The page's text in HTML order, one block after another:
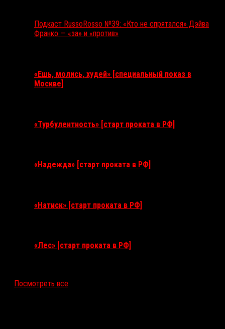
Подкаст RussoRosso №39: «Кто не спрятался» Дэйва
Франко — «за» и «против»
«Ешь, молись, худей» [специальный показ в
Москве]
«Турбулентность» [старт проката в РФ]
«Надежда» [старт проката в РФ]
«Натиск» [старт проката в РФ]
«Лес» [старт проката в РФ]
Посмотреть все